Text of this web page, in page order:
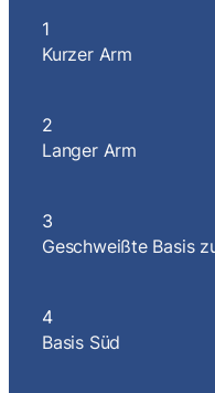
1
Kurzer Arm
2
Langer Arm
3
Geschweißte Basis
4
Basis Süd